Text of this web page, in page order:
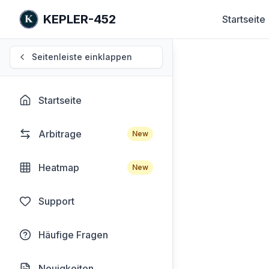
KEPLER-452 Startseite
Seitenleiste einklappen
Startseite
Arbitrage New
Heatmap New
Support
Häufige Fragen